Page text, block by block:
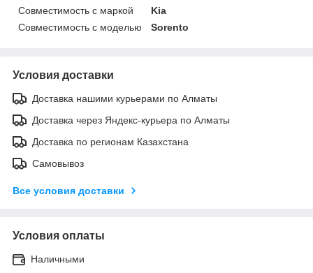
Совместимость с маркой
Kia
Совместимость с моделью
Sorento
Условия доставки
Доставка нашими курьерами по Алматы
Доставка через Яндекс-курьера по Алматы
Доставка по регионам Казахстана
Самовывоз
Все условия доставки
Условия оплаты
Наличными